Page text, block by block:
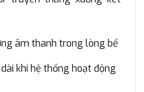
âm thanh trong lòng bể
khi hệ thống hoạt động